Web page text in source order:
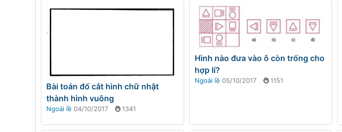
Bài toán đố cắt hình chữ nhật
thành hình vuông
Ngoài lề 04/10/2017 1341
Hình nào đưa vào ô còn trống cho
hợp lí?
Ngoài lề 05/10/2017 1151